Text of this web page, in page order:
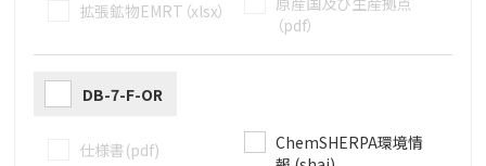
拡張鉱物EMRT（xlsx）
（pdf）
DB-7-F-OR
仕様書(pdf)
ChemSHERPA環境情